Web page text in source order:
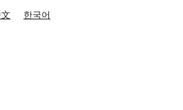
한국어